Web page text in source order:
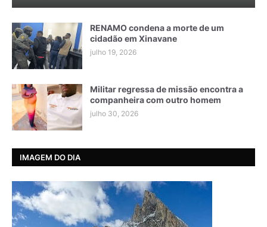
RENAMO condena a morte de um
cidadão em Xinavane
julho 19, 2026
Militar regressa de missão encontra a
companheira com outro homem
julho 30, 2026
IMAGEM DO DIA